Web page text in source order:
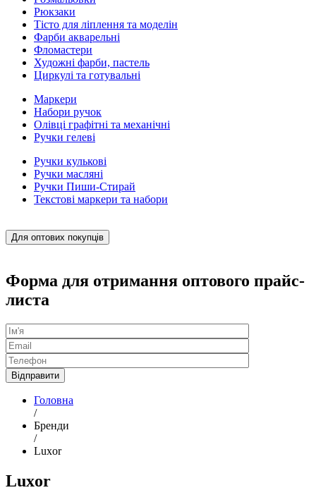
Рюкзаки
Тісто для ліплення та моделін
Фарби акварельні
Фломастери
Художні фарби, пастель
Циркулі та готувальні
Маркери
Набори ручок
Олівці графітні та механічні
Ручки гелеві
Ручки кулькові
Ручки масляні
Ручки Пиши-Стирай
Текстові маркери та набори
Для оптових покупців
Форма для отримання оптового прайс-
листа
Головна
/
Бренди
/
Luxor
Luxor